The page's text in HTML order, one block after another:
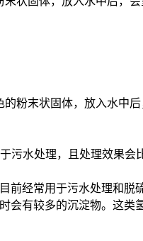
末状固体，放入水中
水处理，且处理效果会
经常用于污水处理和脱硫
有较多的沉淀物。这类